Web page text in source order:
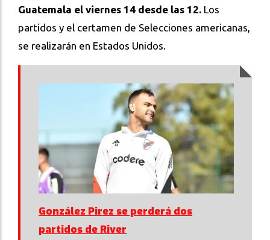
Guatemala el viernes 14 desde las 12. Los
partidos y el certamen de Selecciones americanas,
se realizarán en Estados Unidos.
González Pirez se perderá dos
partidos de River